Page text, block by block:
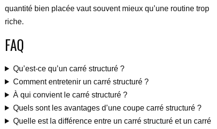
quantité bien placée vaut souvent mieux qu’une routine trop
riche.
FAQ
Qu’est-ce qu’un carré structuré ?
Comment entretenir un carré structuré ?
À qui convient le carré structuré ?
Quels sont les avantages d’une coupe carré structuré ?
Quelle est la différence entre un carré structuré et un carré